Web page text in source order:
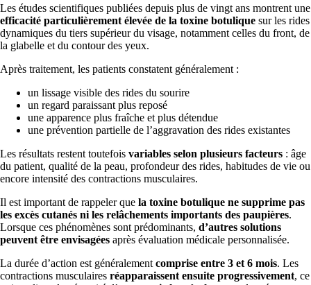
Les études scientifiques publiées depuis plus de vingt ans montrent une
efficacité particulièrement élevée de la toxine botulique sur les rides
dynamiques du tiers supérieur du visage, notamment celles du front, de
la glabelle et du contour des yeux.
Après traitement, les patients constatent généralement :
un lissage visible des rides du sourire
un regard paraissant plus reposé
une apparence plus fraîche et plus détendue
une prévention partielle de l’aggravation des rides existantes
Les résultats restent toutefois variables selon plusieurs facteurs : âge
du patient, qualité de la peau, profondeur des rides, habitudes de vie ou
encore intensité des contractions musculaires.
Il est important de rappeler que la toxine botulique ne supprime pas
les excès cutanés ni les relâchements importants des paupières.
Lorsque ces phénomènes sont prédominants, d’autres solutions
peuvent être envisagées après évaluation médicale personnalisée.
La durée d’action est généralement comprise entre 3 et 6 mois. Les
contractions musculaires réapparaissent ensuite progressivement, ce